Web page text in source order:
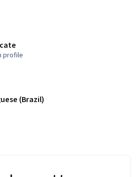
profile
(Brazil)